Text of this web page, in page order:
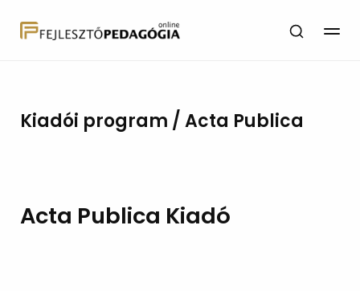
Kiadói program / Acta Publica
Acta Publica Kiadó